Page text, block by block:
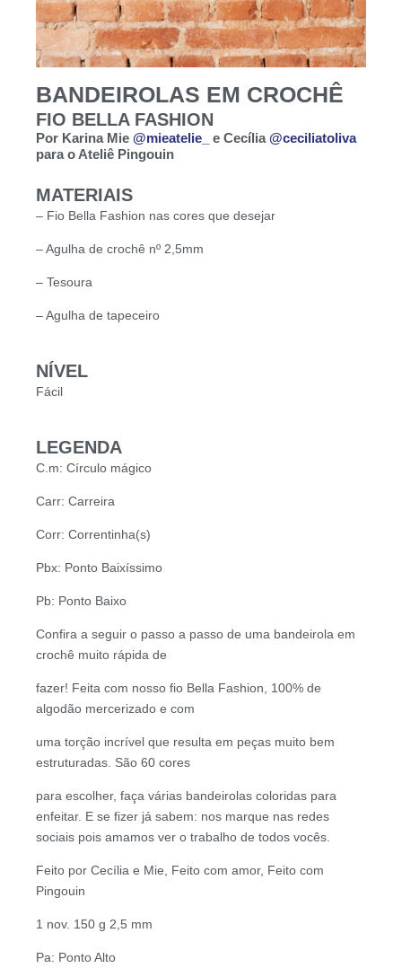
BANDEIROLAS EM CROCHÊ
FIO BELLA FASHION
Por Karina Mie @mieatelie_ e Cecília @ceciliatoliva
para o Ateliê Pingouin
MATERIAIS
– Fio Bella Fashion nas cores que desejar
– Agulha de crochê nº 2,5mm
– Tesoura
– Agulha de tapeceiro
NÍVEL
Fácil
LEGENDA
C.m: Círculo mágico
Carr: Carreira
Corr: Correntinha(s)
Pbx: Ponto Baixíssimo
Pb: Ponto Baixo
Confira a seguir o passo a passo de uma bandeirola em
crochê muito rápida de
fazer! Feita com nosso fio Bella Fashion, 100% de
algodão mercerizado e com
uma torção incrível que resulta em peças muito bem
estruturadas. São 60 cores
para escolher, faça várias bandeirolas coloridas para
enfeitar. E se fizer já sabem: nos marque nas redes
sociais pois amamos ver o trabalho de todos vocês.
Feito por Cecília e Mie, Feito com amor, Feito com
Pingouin
1 nov. 150 g 2,5 mm
Pa: Ponto Alto